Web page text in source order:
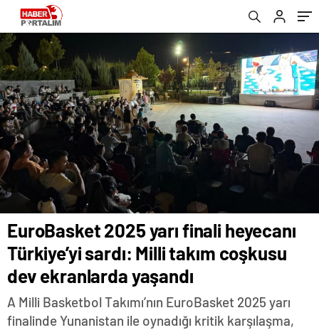
ekranlarda yaşandı
EuroBasket 2025 yarı finali heyecanı
Türkiye’yi sardı: Milli takım coşkusu
dev ekranlarda yaşandı
A Milli Basketbol Takımı’nın EuroBasket 2025 yarı
finalinde Yunanistan ile oynadığı kritik karşılaşma,